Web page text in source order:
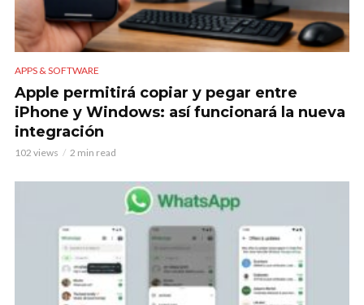
APPS & SOFTWARE
Apple permitirá copiar y pegar entre
iPhone y Windows: así funcionará la nueva
integración
102 views 2 min read